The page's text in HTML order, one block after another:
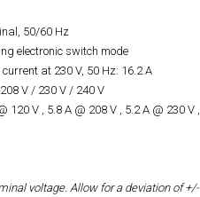
50/60 Hz
electronic switch mode
at 230 V, 50 Hz: 16.2 A
V / 230 V / 240 V
V , 5.8 A @ 208 V , 5.2 A @ 230 V ,
voltage. Allow for a deviation of +/-